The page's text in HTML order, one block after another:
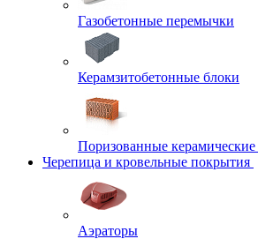
Газобетонные перемычки
Керамзитобетонные блоки
Поризованные керамические
Черепица и кровельные покрытия
Аэраторы